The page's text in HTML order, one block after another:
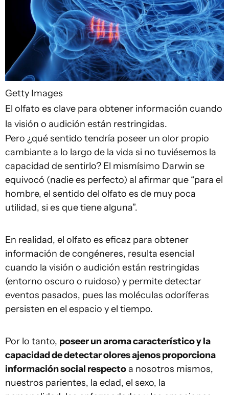
Getty Images
El olfato es clave para obtener información cuando
la visión o audición están restringidas.
Pero ¿qué sentido tendría poseer un olor propio
cambiante a lo largo de la vida si no tuviésemos la
capacidad de sentirlo? El mismísimo Darwin se
equivocó (nadie es perfecto) al afirmar que “para el
hombre, el sentido del olfato es de muy poca
utilidad, si es que tiene alguna”.
En realidad, el olfato es eficaz para obtener
información de congéneres, resulta esencial
cuando la visión o audición están restringidas
(entorno oscuro o ruidoso) y permite detectar
eventos pasados, pues las moléculas odoríferas
persisten en el espacio y el tiempo.
Por lo tanto, poseer un aroma característico y la
capacidad de detectar olores ajenos proporciona
información social respectoa nosotros mismos,
nuestros parientes, la edad, el sexo, la